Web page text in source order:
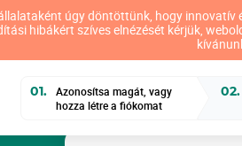
úgy döntöttünk, hogy
hibákért szíves elnézését kérjük,
01.
Azonosítsa magát, vagy
hozza létre a fiókomat
02.